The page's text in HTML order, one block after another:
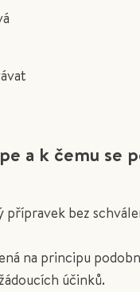
a k čemu se
bez
na principu
účinků.